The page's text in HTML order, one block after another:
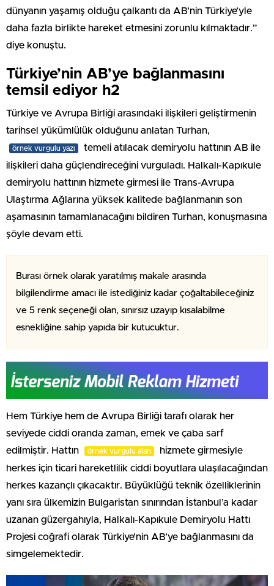
dünyanın yaşamış olduğu çalkantı da AB’nin Türkiye’yle
daha fazla birlikte hareket etmesini zorunlu kılmaktadır.”
diye konuştu.
Türkiye’nin AB’ye bağlanmasını
temsil ediyor h2
Türkiye ve Avrupa Birliği arasındaki ilişkileri geliştirmenin
tarihsel yükümlülük olduğunu anlatan Turhan,
örnek vurgulu yazı
temeli atılacak demiryolu hattının AB ile
ilişkileri daha güçlendireceğini vurguladı. Halkalı-Kapıkule
demiryolu hattının hizmete girmesi ile Trans-Avrupa
Ulaştırma Ağlarına yüksek kalitede bağlanmanın son
aşamasının tamamlanacağını bildiren Turhan, konuşmasına
şöyle devam etti.
Burası örnek olarak yaratılmış makale arasında
bilgilendirme amacı ile istediğiniz kadar çoğaltabileceğiniz
ve 5 renk seçeneği olan, sınırsız uzayıp kısalabilme
esnekliğine sahip yapıda bir kutucuktur.
Hem Türkiye hem de Avrupa Birliği tarafı olarak her
seviyede ciddi oranda zaman, emek ve çaba sarf
edilmiştir. Hattın
örnek vurgulu alan
hizmete girmesiyle
herkes için ticari hareketlilik ciddi boyutlara ulaşılacağından
herkes kazançlı çıkacaktır. Büyüklüğü teknik özelliklerinin
yanı sıra ülkemizin Bulgaristan sınırından İstanbul’a kadar
uzanan güzergahıyla, Halkalı-Kapıkule Demiryolu Hattı
Projesi coğrafi olarak Türkiye’nin AB’ye bağlanmasını da
simgelemektedir.